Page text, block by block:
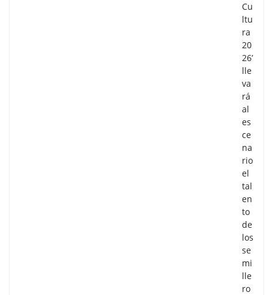
Cu
ltu
ra
20
26’
lle
va
rá
al
es
ce
na
rio
el
tal
en
to
de
los
se
mi
lle
ro